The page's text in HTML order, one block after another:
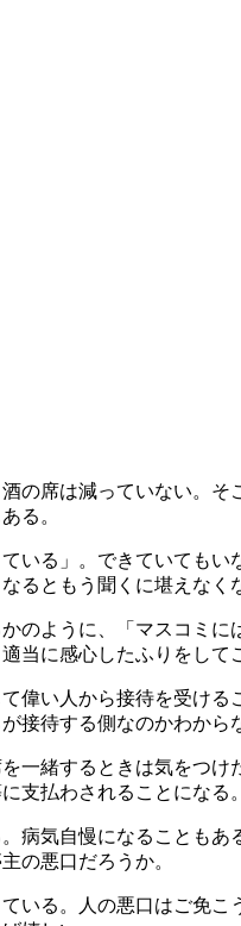
の席は減っていない。
る。
いる」。できていても
るともう聞くに堪えなく
のように、「マスコミ
当に感心したふりをして
偉い人から接待を受け
接待する側なのかわから
一緒するときは気をつ
支払わされることになる。
病気自慢になることも
の悪口だろうか。
いる。人の悪口はご免